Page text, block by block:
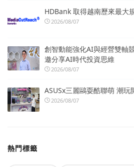
HDBank 取得越南歷來最大
2026/08/07
創智動能強化AI與經營雙軸
邀分享AI時代投資思維
2026/08/07
ASUSx三麗鷗耍酷聯萌 潮玩
2026/08/07
熱門標籤